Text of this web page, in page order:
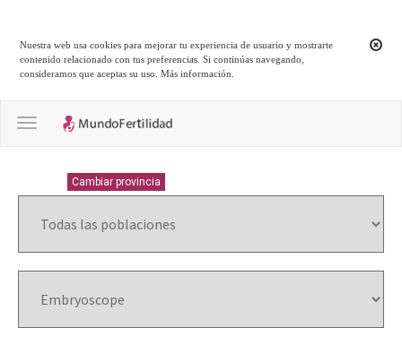
Nuestra web usa cookies para mejorar tu experiencia de usuario y mostrarte
contenido relacionado con tus preferencias. Si continúas navegando,
consideramos que aceptas su uso.Más información
Toggle navigation
Cambiar provincia